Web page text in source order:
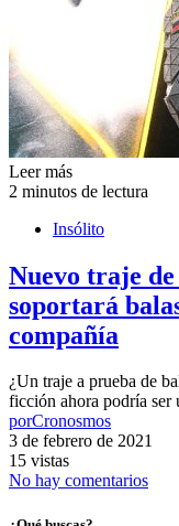
Leer más
2 minutos de lectura
Insólito
Nuevo traje
soportará
compañía
¿Un traje a prueba de
ficción ahora podría
porCronosmos
3 de febrero de 2021
15 vistas
No hay comentarios